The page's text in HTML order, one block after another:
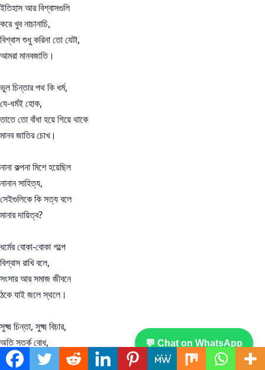
ইতিহাস আর বিশ্বাসগুলি
করে খুব নাচানাচি,
বিশ্বাস শুধু করিনা তো যেটা,
আমরা মানবজাতি।
ভুল চিন্তার পথ কি ধর্ম,
যে-ধর্মই হোক,
তাতে তো বাঁধা হয়ে গিয়ে থাকে
মানব জাতির চোখ।
নানা কল্পনা মিশে হয়েছিল
নানান সাহিত্য,
সেইগুলিকে কি সত্য বলে
মানার দায়িত্ব?
ধর্মের বোকা-বোকা গল্পে
বিশ্বাস রাখি বলে,
সংসার আর সমাজ জীবনে
ঠকে যাই জলে স্থলে।
সুক্ষ্ম চিন্তা, সুক্ষ্ম বিচার,
অতি সতর্ক বোধ,
সেই সঙ্গে সৎ সাহসের
💬 Chat on WhatsApp